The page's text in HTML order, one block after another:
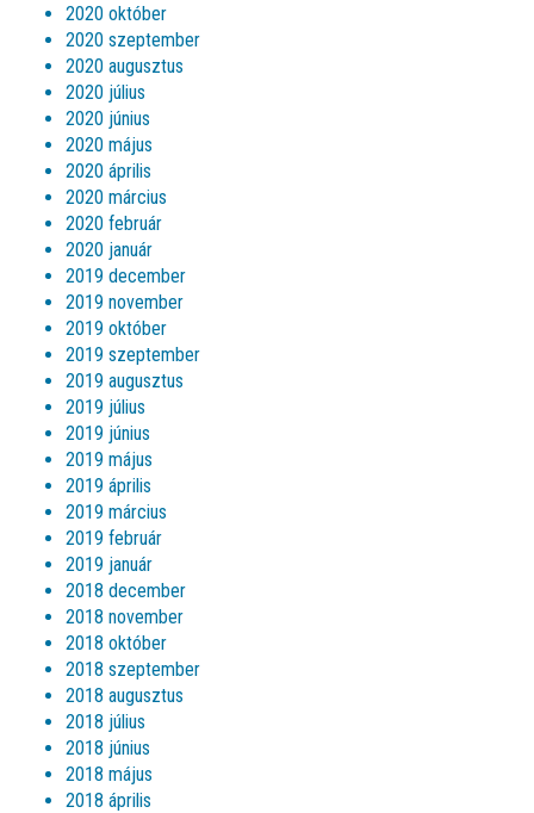
2020 október
2020 szeptember
2020 augusztus
2020 július
2020 június
2020 május
2020 április
2020 március
2020 február
2020 január
2019 december
2019 november
2019 október
2019 szeptember
2019 augusztus
2019 július
2019 június
2019 május
2019 április
2019 március
2019 február
2019 január
2018 december
2018 november
2018 október
2018 szeptember
2018 augusztus
2018 július
2018 június
2018 május
2018 április